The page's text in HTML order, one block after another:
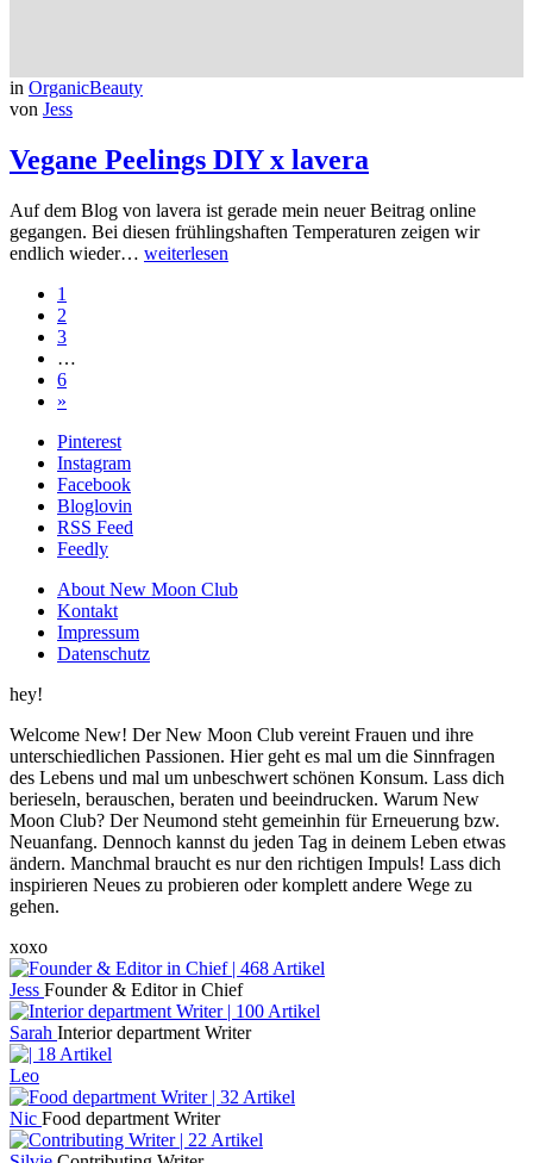
in OrganicBeauty
von Jess
Vegane Peelings DIY x lavera
Auf dem Blog von lavera ist gerade mein neuer Beitrag online
gegangen. Bei diesen frühlingshaften Temperaturen zeigen wir
endlich wieder… weiterlesen
1
2
3
…
6
»
Pinterest
Instagram
Facebook
Bloglovin
RSS Feed
Feedly
About New Moon Club
Kontakt
Impressum
Datenschutz
hey!
Welcome New! Der New Moon Club vereint Frauen und ihre
unterschiedlichen Passionen. Hier geht es mal um die Sinnfragen
des Lebens und mal um unbeschwert schönen Konsum. Lass dich
berieseln, berauschen, beraten und beeindrucken. Warum New
Moon Club? Der Neumond steht gemeinhin für Erneuerung bzw.
Neuanfang. Dennoch kannst du jeden Tag in deinem Leben etwas
ändern. Manchmal braucht es nur den richtigen Impuls! Lass dich
inspirieren Neues zu probieren oder komplett andere Wege zu
gehen.
xoxo
Jess Founder & Editor in Chief
Sarah Interior department Writer
Leo
Nic Food department Writer